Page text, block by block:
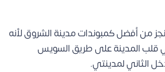
من أفضل كمبوندات مدينة الشروق لأنه
المدينة على طريق السويس
الثاني لمدينتي.